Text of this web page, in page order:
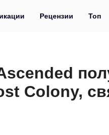
Рецензии Топ
Colony,